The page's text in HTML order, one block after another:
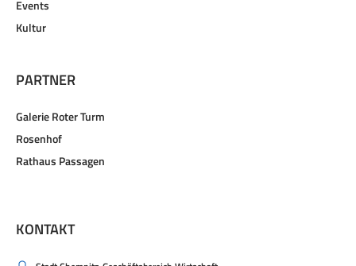
Events
Kultur
PARTNER
Galerie Roter Turm
Rosenhof
Rathaus Passagen
KONTAKT